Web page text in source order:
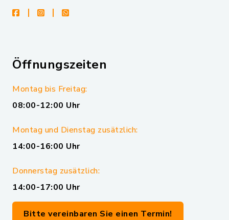
facebookinstagramwhatsapp
Öffnungszeiten
Montag bis Freitag:
08:00-12:00 Uhr
Montag und Dienstag zusätzlich:
14:00-16:00 Uhr
Donnerstag zusätzlich:
14:00-17:00 Uhr
Bitte vereinbaren Sie einen Termin!